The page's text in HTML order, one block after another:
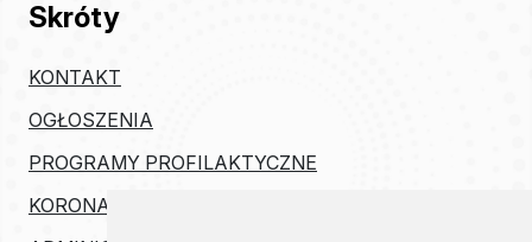
Skróty
KONTAKT
OGŁOSZENIA
PROGRAMY PROFILAKTYCZNE
KORONAWIRUS